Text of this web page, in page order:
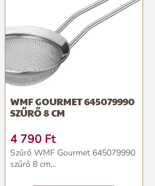
WMF GOURMET 645079990
SZŰRŐ 8 CM
4 790 Ft
Szűrő WMF Gourmet 645079990
szűrő 8 cm...